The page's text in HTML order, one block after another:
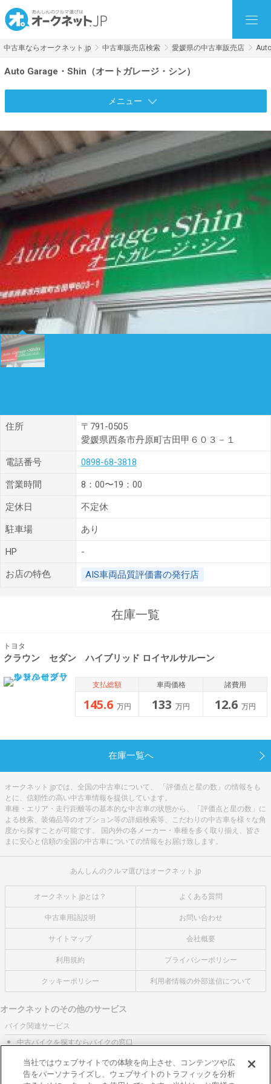
中古車ならオークネット.jp 中古車販売店検索 愛媛県の中古車販売店
Auto Garage・Shin（オートガレージ・シン）
メニュー
住所
〒791-0505
愛媛県西条市丹原町古田甲６０３－１
電話番号 0898-68-3818
営業時間 8：00〜19：00
定休日 不定休
駐車場 あり
HP -
お店の特色 AIS車両品質評価書の発行店
在庫一覧
トヨタ
クラウン セダン ハイブリッド ロイヤルサルーン
支払総額
145.6 万円
車両価格
133 万円
諸費用
12.6 万円
在庫一覧へ
オークネット.jpでは、全国の中古車について、 「評価点と星の数」の情報をも
とに、信頼性の高い中古車情報を提供しています。
車種・エリア・走行距離等の基本的な中古車の状態から、「評価点と星の数」に
よる検索、装備品等のオプション等の詳細検索等、こだわりの中古車を様々な角
度から探すことが可能です。 国内外の各メーカー・車種を多く取り揃え、皆さ
まに安心と信頼の全国の中古車についての情報をお届け致します。
あんしんのクルマ選びはオークネット.jp
オークネット.jpとは？ よくある質問
中古車用語説明 お問い合わせ
サイトマップ 会社概要
利用規約 プライバシーポリシー
クッキーポリシー 利用者情報の外部送信について
オークネットのその他のサービス
バイク関連サービス
中古バイクを探すならバイクの窓口
レンタルバイクに乗るならモトオークレンタルバイク
ブランド関連サービス
当社ではウェブサイトでの体験を向上させ、コンテンツや広
告をパーソナライズし、ウェブサイトのトラフィックを分析